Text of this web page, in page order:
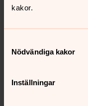
kakor.
Nödvändiga kakor
Inställningar
Synpunkter
innehåll?